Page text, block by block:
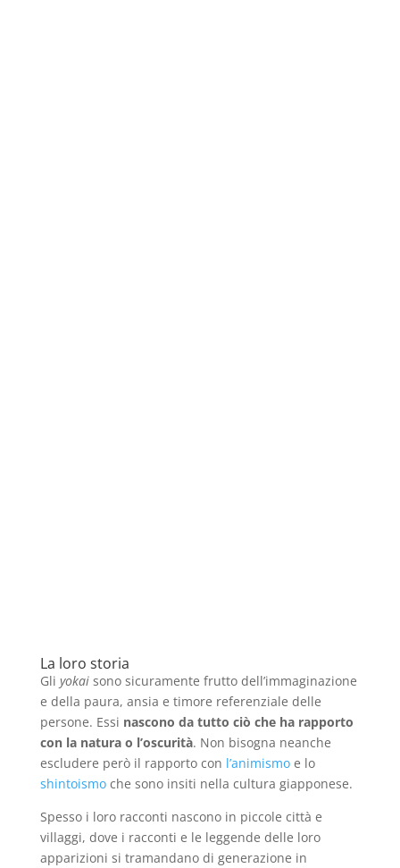
La loro storia
Gli yokaisono sicuramente frutto dell’immaginazione
e della paura, ansia e timore referenziale delle
persone. Essi nascono da tutto ciò che ha rapporto
con la natura o l’oscurità. Non bisogna neanche
escludere però il rapporto con l’animismoe lo
shintoismoche sono insiti nella cultura giapponese.
Spesso i loro racconti nascono in piccole città e
villaggi, dove i racconti e le leggende delle loro
apparizioni si tramandano di generazione in